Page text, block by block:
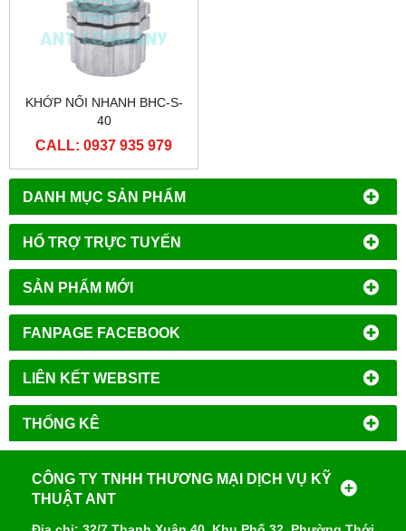
DANH MỤC SẢN PHẨM
HỔ TRỢ TRỰC TUYẾN
SẢN PHẨM MỚI
FANPAGE FACEBOOK
LIÊN KẾT WEBSITE
THỐNG KÊ
KHỚP NỐI NHANH BHC-S-
40
CALL: 0937 935 979
CÔNG TY TNHH THƯƠNG MẠI DỊCH VỤ KỸ
THUẬT ANT